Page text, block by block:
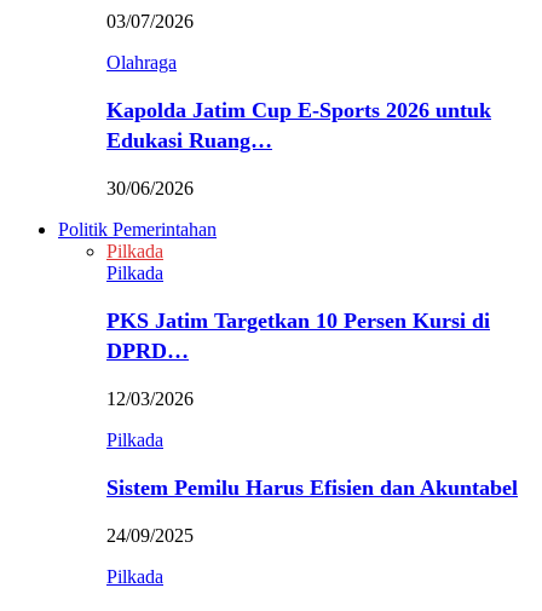
03/07/2026
Olahraga
Kapolda Jatim Cup E-Sports 2026 untuk
Edukasi Ruang…
30/06/2026
Politik Pemerintahan
Pilkada
Pilkada
PKS Jatim Targetkan 10 Persen Kursi di
DPRD…
12/03/2026
Pilkada
Sistem Pemilu Harus Efisien dan Akuntabel
24/09/2025
Pilkada